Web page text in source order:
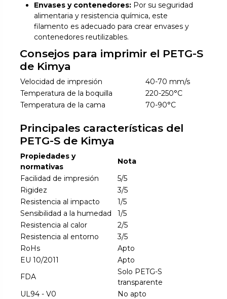
Envases y contenedores: Por su seguridad
alimentaria y resistencia química, este
filamento es adecuado para crear envases y
contenedores reutilizables.
Consejos para imprimir el PETG-S
de Kimya
Velocidad de impresión
40-70 mm/s
Temperatura de la boquilla
220-250°C
Temperatura de la cama
70-90°C
Principales características del
PETG-S de Kimya
Propiedades y
normativas
Nota
Facilidad de impresión
5/5
Rigidez
3/5
Resistencia al impacto
1/5
Sensibilidad a la humedad
1/5
Resistencia al calor
2/5
Resistencia al entorno
3/5
RoHs
Apto
EU 10/2011
Apto
FDA
Solo PETG-S
transparente
UL94 - V0
No apto